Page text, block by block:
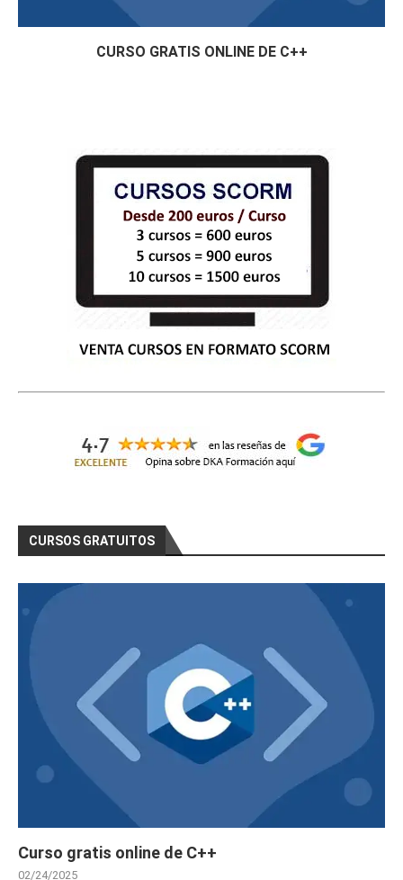
CURSO GRATIS ONLINE DE C++
CURSOS GRATUITOS
Curso gratis online de C++
02/24/2025